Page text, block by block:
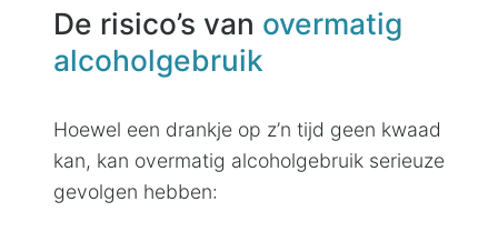
De risico’s van overmatig
alcoholgebruik
Hoewel een drankje op z’n tijd geen kwaad
kan, kan overmatig alcoholgebruik serieuze
gevolgen hebben: